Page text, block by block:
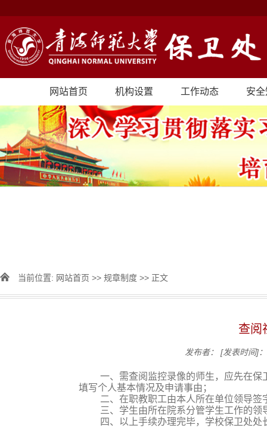
网站首页 机构设置 工作动态 安
当前位置: 网站首页 >> 规章制度 >> 正文
查阅
发布者： [发表时间]
一、需查阅监控录像的师生，应先在保
填写个人基本情况及申请事由；
二、在职教职工由本人所在单位领导签
三、学生由所在院系分管学生工作的领
四、以上手续办理完毕，学校保卫处处